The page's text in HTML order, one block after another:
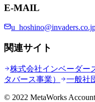
E-MAIL
関連サイト
株式会社インベーダー
タバース事業）
一般社
© 2022 MetaWorks